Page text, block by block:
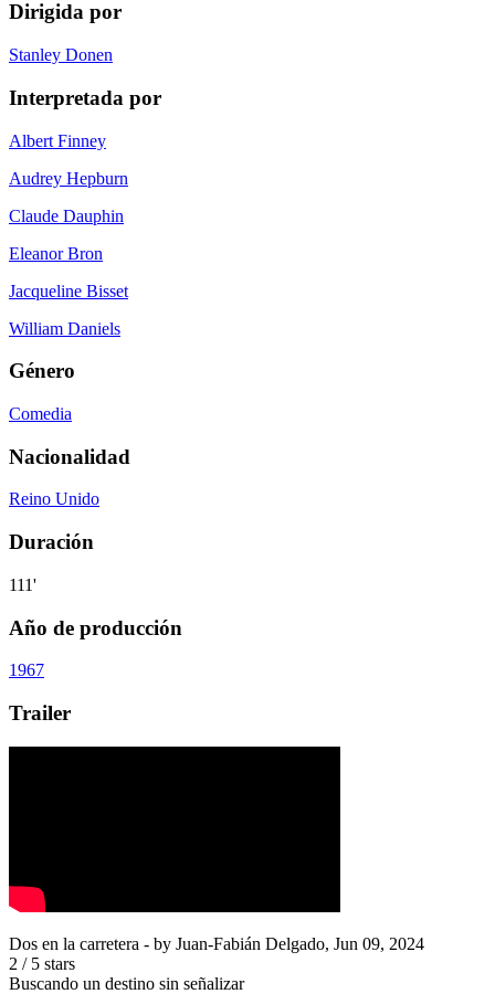
Dirigida por
Stanley Donen
Interpretada por
Albert Finney
Audrey Hepburn
Claude Dauphin
Eleanor Bron
Jacqueline Bisset
William Daniels
Género
Comedia
Nacionalidad
Reino Unido
Duración
111'
Año de producción
1967
Trailer
Dos en la carretera - by Juan-Fabián Delgado, Jun 09, 2024
2 / 5 stars
Buscando un destino sin señalizar